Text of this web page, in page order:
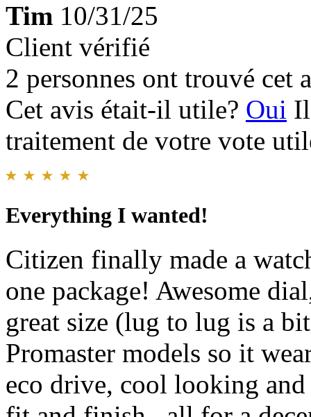
Tim 10/31/25
Client vérifié
2 personnes ont trouvé cet
Cet avis était-il utile? Oui
traitement de votre vote
Everything I wanted!
Citizen finally made a
one package! Awesome
great size (lug to lug is a
Promaster models so it
eco drive, cool looking